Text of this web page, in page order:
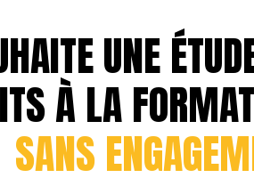
UNE
À LA
SANS